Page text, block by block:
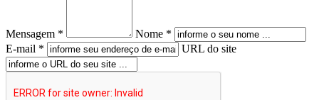
Mensagem *
Nome *
E-mail *
URL do site